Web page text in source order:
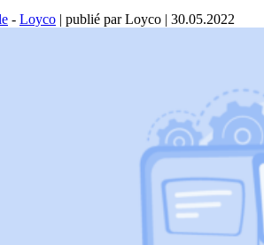
- Loyco | publié par Loyco | 30.05.2022